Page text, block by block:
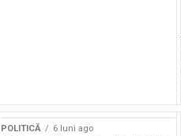
POLITICĂ 6 luni ago